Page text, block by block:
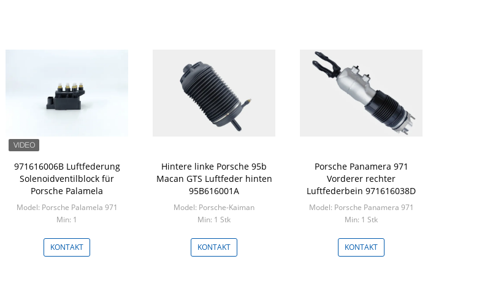
971616006B Luftfederung
Solenoidventilblock für
Porsche Palamela
Model: Porsche Palamela 971
Min: 1
KONTAKT
Hintere linke Porsche 95b
Macan GTS Luftfeder hinten
95B616001A
Model: Porsche-Kaiman
Min: 1 Stk
KONTAKT
Porsche Panamera 971
Vorderer rechter
Luftfederbein 971616038D
Model: Porsche Panamera 971
Min: 1 Stk
KONTAKT